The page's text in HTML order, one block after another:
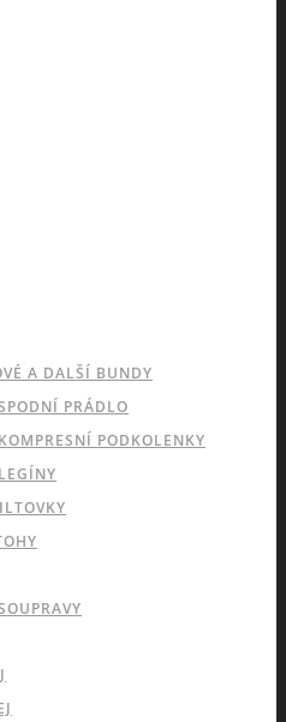
A DALŠÍ BUNDY
PRÁDLO
PODKOLENKY
SPORTY